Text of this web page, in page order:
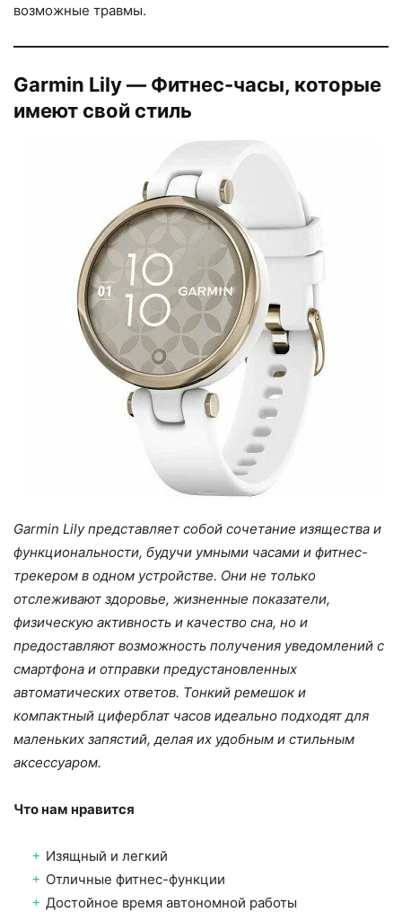
возможные травмы.
Garmin Lily — Фитнес-часы, которые
имеют свой стиль
Garmin Lily представляет собой сочетание изящества и
функциональности, будучи умными часами и фитнес-
трекером в одном устройстве. Они не только
отслеживают здоровье, жизненные показатели,
физическую активность и качество сна, но и
предоставляют возможность получения уведомлений с
смартфона и отправки предустановленных
автоматических ответов. Тонкий ремешок и
компактный циферблат часов идеально подходят для
маленьких запястий, делая их удобным и стильным
аксессуаром.
Что нам нравится
Изящный и легкий
Отличные фитнес-функции
Достойное время автономной работы